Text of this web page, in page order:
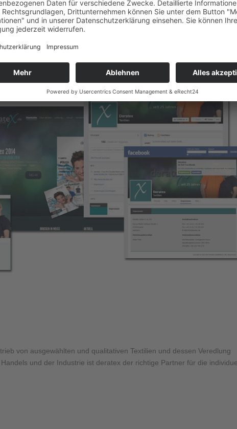
Werbung an. Entweder Bezahl-Abo für eine werbefreie
von ausgewählten und qualitativen Textilien und dessen Veredlung
und der Industrie ist deratex der richtige Partner für die